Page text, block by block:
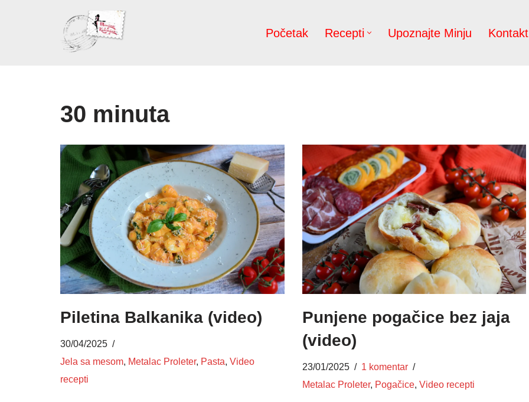
Početak Recepti Upoznajte Minju Kontakt
30 minuta
Piletina Balkanika (video)
30/04/2025
Jela sa mesom, Metalac Proleter, Pasta, Video
recepti
Punjene pogačice bez jaja
(video)
23/01/2025
1 komentar
Metalac Proleter, Pogačice, Video recepti